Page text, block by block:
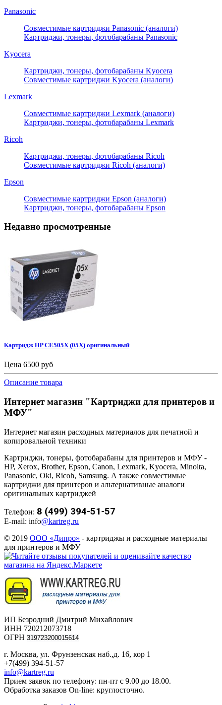
Panasonic
Совместимые картриджи Panasonic (аналоги)
Картриджи, тонеры, фотобарабаны Panasonic
Kyocera
Картриджи, тонеры, фотобарабаны Kyocera
Совместимые картриджи Kyocera (аналоги)
Lexmark
Совместимые картриджи Lexmark (аналоги)
Картриджи, тонеры, фотобарабаны Lexmark
Ricoh
Картриджи, тонеры, фотобарабаны Ricoh
Совместимые картриджи Ricoh (аналоги)
Epson
Совместимые картриджи Epson (аналоги)
Картриджи, тонеры, фотобарабаны Epson
Недавно просмотренные
Картридж HP CE505X (05X) оригинальный
Цена 6500 руб
Описание товара
Интернет магазин "Картриджи для принтеров и
МФУ"
Интернет магазин расходных материалов для печатной и
копировальной техники
Картриджи, тонеры, фотобарабаны для принтеров и МФУ -
HP, Xerox, Brother, Epson, Canon, Lexmark, Kyocera, Minolta,
Panasonic, Oki, Ricoh, Samsung. А также совместимые
картриджи для принтеров и альтернативные аналоги
оригинальных картриджей
Телефон: 8 (499) 394-51-57
E-mail: info@kartreg.ru
© 2019 ООО «Дипро» - картриджы и расходные материалы
для принтеров и МФУ
ИП Безродний Дмитрий Михайлович
ИНН 720212073718
ОГРН 319723200015614
г. Москва, ул. Фрунзенская наб.,д. 16, кор 1
+7(499) 394-51-57
info@kartreg.ru
Прием заявок по телефону: пн-пт с 9.00 до 18.00.
Обработка заказов On-line: круглосточно.